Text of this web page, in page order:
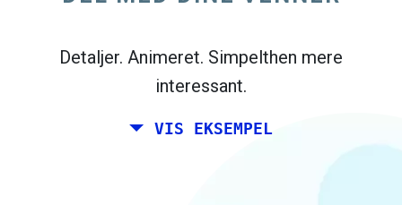
Madrid, og dine venner bor i Dublin og
Detaljer. Animeret. Simpelthen mere
interessant.
VIS EKSEMPEL